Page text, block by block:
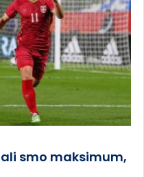
smo maksimum,